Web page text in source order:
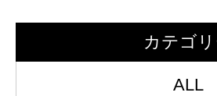
カテゴ
ALL